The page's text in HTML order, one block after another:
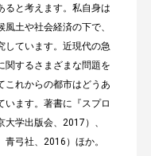
ると考えます。私自身は
土や社会経済の下で、
しています。近現代の急
関するさまざまな問題を
これからの都市はどうあ
います。著書に『スプロ
学出版会、2017）、
青弓社、2016）ほか。